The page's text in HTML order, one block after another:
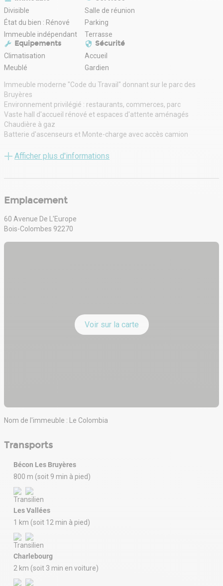
Divisible
État du bien : Rénové
Immeuble indépendant
Salle de réunion
Parking
Terrasse
Equipements
Climatisation
Meublé
Sécurité
Accueil
Gardien
Immeuble moderne "Code du Travail" donnant sur le parc des
Bruyères
Environnement privilégié : restaurants, commerces, parc
Vaste hall d'accueil rénové et espaces d'attente aménagés
Chaudière à gaz
Batterie d'ascenseurs et Monte-charge avec accès camion
Restaurant d'entreprise rénové donnant sur un jardin aménagé
Bureaux lumineux
Surface Plug & Play de 529,5 m²
Surface rénovée de 1 066,50 m² donnant sur une terrasse privative
de 100 m²
Surface rénovée et partiellement aménagée au R+3
Afficher plus d'informations
Emplacement
60 Avenue De L'Europe
Bois-Colombes 92270
Voir sur la carte
Nom de l'immeuble : Le Colombia
Transports
Bécon Les Bruyères
800 m (soit 9 min à pied)
Les Vallées
1 km (soit 12 min à pied)
Charlebourg
2 km (soit 3 min en voiture)